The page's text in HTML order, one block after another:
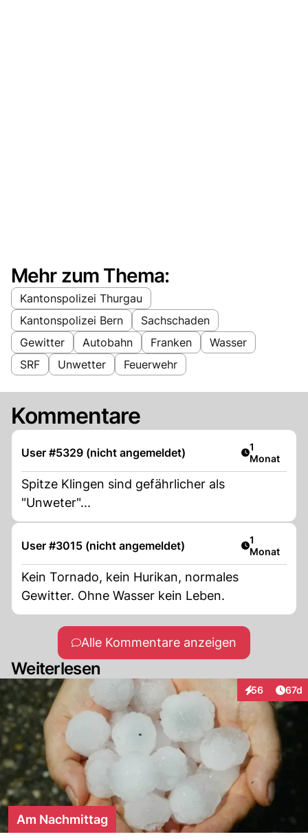
Mehr zum Thema:
Kantonspolizei Thurgau
Kantonspolizei Bern
Sachschaden
Gewitter
Autobahn Franken
Wasser
SRF
Unwetter Feuerwehr
Kommentare
User #5329 (nicht angemeldet) Artikel
1
Monat
Spitze Klingen sind gefährlicher als
"Unweter"...
User #3015 (nicht angemeldet) Artikel
1
Monat
Kein Tornado, kein Hurikan, normales
Gewitter. Ohne Wasser kein Leben.
Alle Kommentare anzeigen
Weiterlesen
56
Interaktionen
67d
Am Nachmittag